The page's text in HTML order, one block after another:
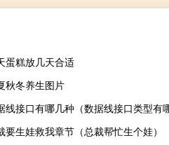
蛋糕放几天合适
秋冬养生图片
线接口有哪几种（数据线接口类型有
要生娃救我章节（总裁帮忙生个娃）